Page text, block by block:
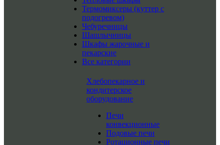
Термомиксеры (куттер с
подогревом)
Чебуречницы
Шашлычницы
Шкафы жарочные и
пекарские
Все категории
Хлебопекарное и
кондитерское
оборудование
Печи
конвекционные
Подовые печи
Ротационные печи